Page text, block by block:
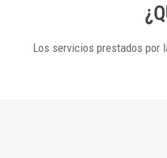
Los servicios prestados por